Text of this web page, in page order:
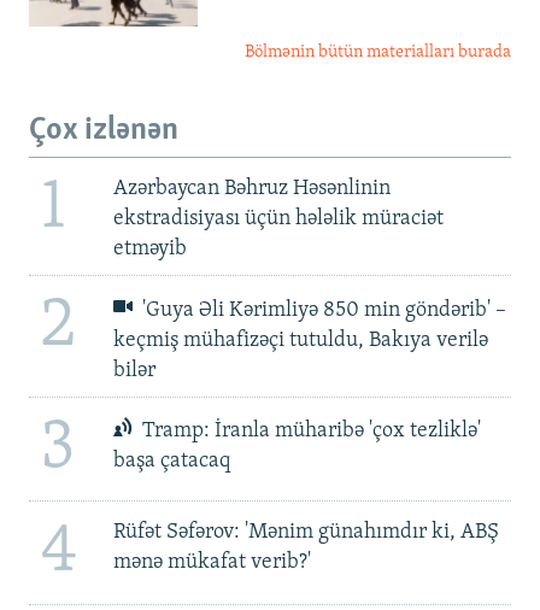
Bölmənin bütün materialları burada
Çox izlənən
1
Azərbaycan Bəhruz Həsənlinin
ekstradisiyası üçün hələlik müraciət
etməyib
2
'Guya Əli Kərimliyə 850 min göndərib' –
keçmiş mühafizəçi tutuldu, Bakıya verilə
bilər
3
Tramp: İranla müharibə 'çox tezliklə'
başa çatacaq
4
Rüfət Səfərov: 'Mənim günahımdır ki, ABŞ
mənə mükafat verib?'